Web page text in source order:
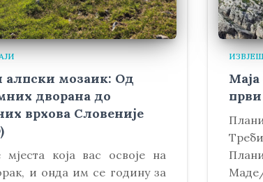
мозаик: Од
дворана до
врхова Словеније
мјеста која вас освоје на
и онда им се годину за